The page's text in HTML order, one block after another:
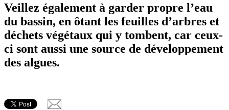
Veillez également à garder propre l’eau
du bassin, en ôtant les feuilles d’arbres et
déchets végétaux qui y tombent, car ceux-
ci sont aussi une source de développement
des algues.